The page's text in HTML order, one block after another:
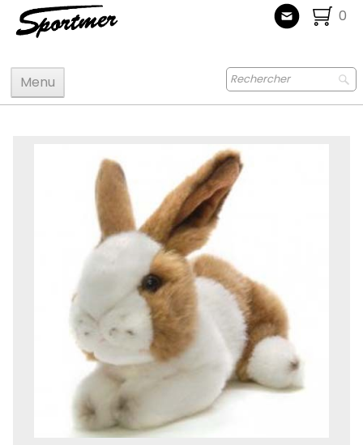
0
Menu
Accastillage accessoires
Radiocommande